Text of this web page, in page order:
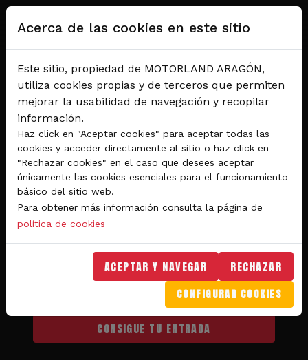
Pasar al contenido principal
Del 28 al 30 de agosto 2026
Circuito de velocidad
GRAN PREMIO
MICHELIN® DE ARAGÓN
DE MOTOGP™ 2026
CONSIGUE TU ENTRADA
Acerca de las cookies en este sitio
Este sitio, propiedad de MOTORLAND ARAGÓN,
utiliza cookies propias y de terceros que permiten
mejorar la usabilidad de navegación y recopilar
información.
Haz click en "Aceptar cookies" para aceptar todas las
cookies y acceder directamente al sitio o haz click en
"Rechazar cookies" en el caso que desees aceptar
únicamente las cookies esenciales para el funcionamiento
básico del sitio web.
Para obtener más información consulta la página de
política de cookies
ACEPTAR Y NAVEGAR RECHAZAR
CONFIGURAR COOKIES